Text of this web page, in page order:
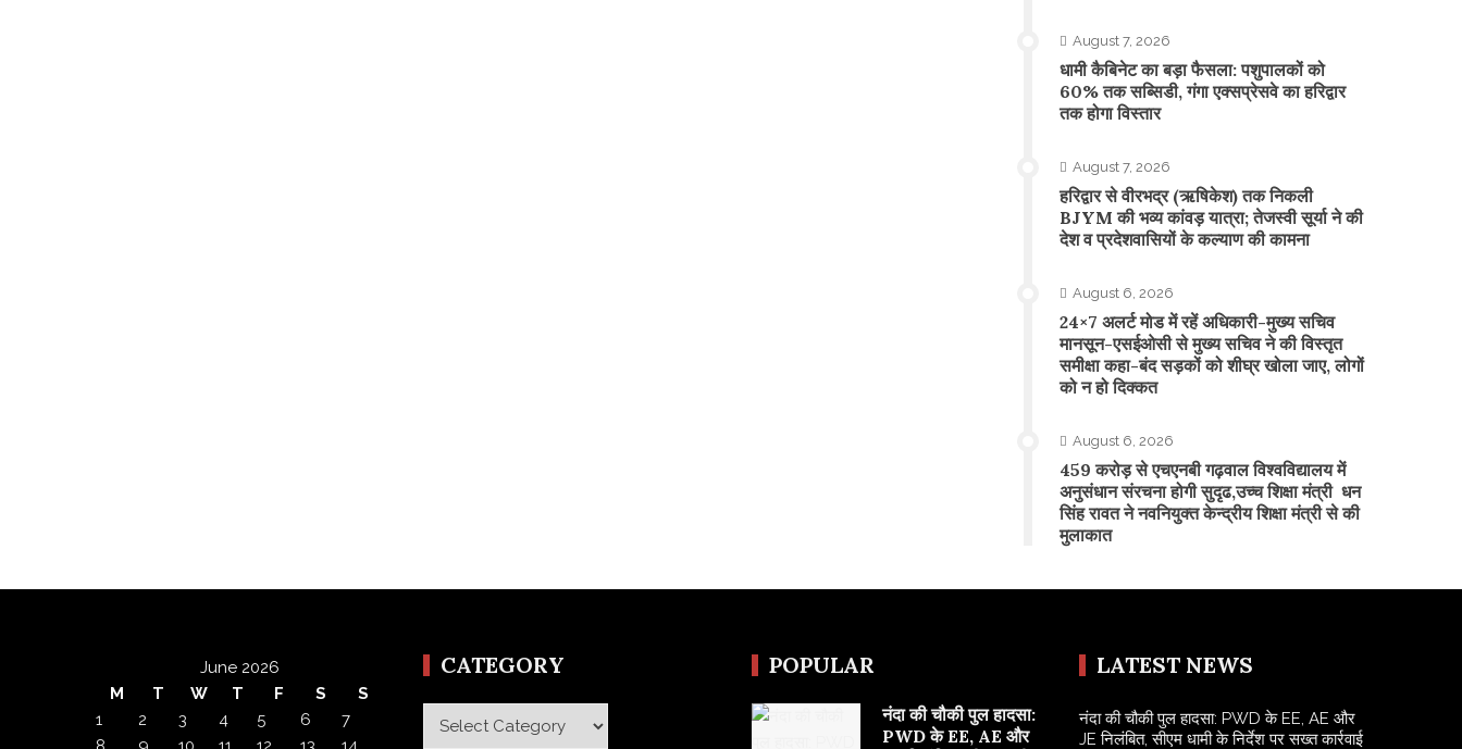
August 7, 2026
​धामी कैबिनेट का बड़ा फैसला: पशुपालकों को
60% तक सब्सिडी, गंगा एक्सप्रेसवे का हरिद्वार
तक होगा विस्तार
August 7, 2026
​हरिद्वार से वीरभद्र (ऋषिकेश) तक निकली
BJYM की भव्य कांवड़ यात्रा; तेजस्वी सूर्या ने की
देश व प्रदेशवासियों के कल्याण की कामना
August 6, 2026
24×7 अलर्ट मोड में रहें अधिकारी-मुख्य सचिव
मानसून-एसईओसी से मुख्य सचिव ने की विस्तृत
समीक्षा कहा-बंद सड़कों को शीघ्र खोला जाए, लोगों
को न हो दिक्कत
August 6, 2026
459 करोड़ से एचएनबी गढ़वाल विश्वविद्यालय में
अनुसंधान संरचना होगी सुदृढ,उच्च शिक्षा मंत्री धन
सिंह रावत ने नवनियुक्त केन्द्रीय शिक्षा मंत्री से की
मुलाकात
June 2026
M
T W T F S
S
1
2 3 4 5 6
7
CATEGORY
Category
POPULAR
नंदा की चौकी पुल हादसा:
PWD के EE, AE और
LATEST NEWS
नंदा की चौकी पुल हादसा: PWD के EE, AE और
JE निलंबित, सीएम धामी के निर्देश पर सख्त कार्रवाई